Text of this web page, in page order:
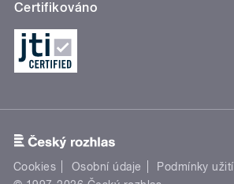
Certifikováno
Cookies Osobní údaje Podmínky užití